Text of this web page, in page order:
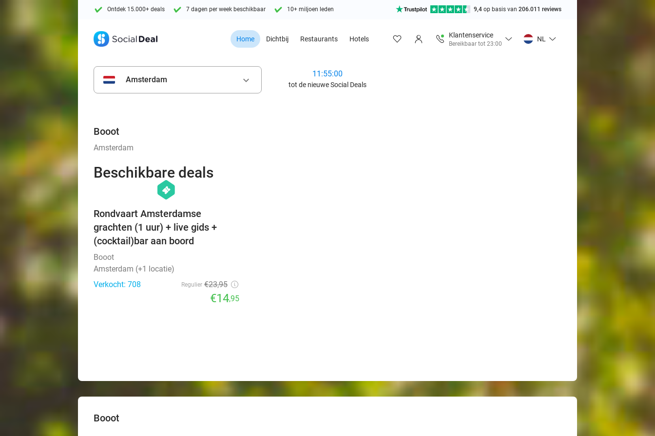
Ontdek 15.000+ deals 7 dagen per week beschikbaar 10+ miljoen leden 9,4 op basis van 206.011 reviews
Home Dichtbij Restaurants Hotels
Klantenservice
Bereikbaar tot 23:00
NL
Amsterdam keyboard_arrow_down
11:54:58
tot de nieuwe Social Deals
Booot
Amsterdam
Beschikbare deals
hexagon
events
Rondvaart Amsterdamse
grachten (1 uur) + live gids +
(cocktail)bar aan boord
Booot
Amsterdam (+1 locatie)
Verkocht: 708
Regulier €23,95
€14,95
Booot